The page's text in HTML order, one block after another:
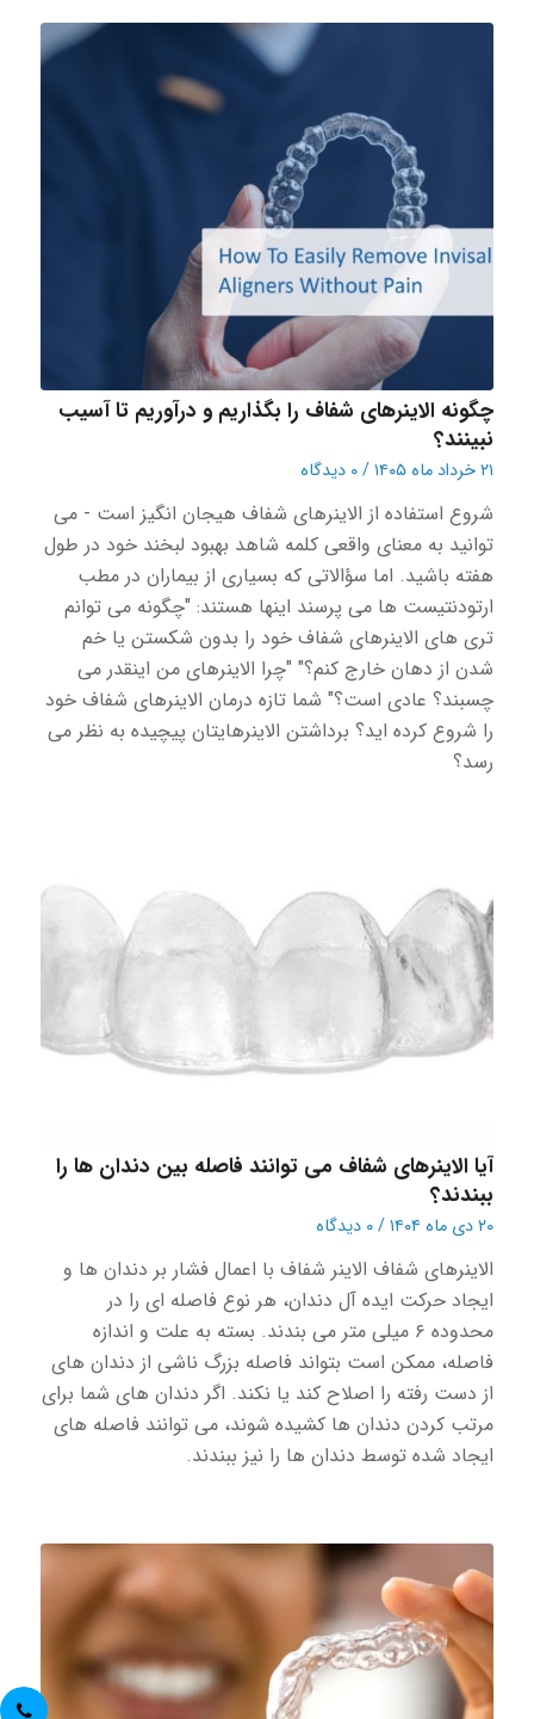
چگونه الاینرهای شفاف را بگذاریم و درآوریم تا آسیب
نبینند؟
۲۱ خرداد ماه ۱۴۰۵ /۰ دیدگاه
شروع استفاده از الاینرهای شفاف هیجان انگیز است - می
توانید به معنای واقعی کلمه شاهد بهبود لبخند خود در طول
هفته باشید. اما سؤالاتی که بسیاری از بیماران در مطب
ارتودنتیست ها می پرسند اینها هستند: "چگونه می توانم
تری های الاینرهای شفاف خود را بدون شکستن یا خم
شدن از دهان خارج کنم؟" "چرا الاینرهای من اینقدر می
چسبند؟ عادی است؟" شما تازه درمان الاینرهای شفاف خود
را شروع کرده اید؟ برداشتن الاینرهایتان پیچیده به نظر می
رسد؟
آیا الاینرهای شفاف می توانند فاصله بین دندان ها را
ببندند؟
۲۰ دی ماه ۱۴۰۴ /۰ دیدگاه
الاینرهای شفاف الاینر شفاف با اعمال فشار بر دندان ها و
ایجاد حرکت ایده آل دندان، هر نوع فاصله ای را در
محدوده ۶ میلی متر می بندند. بسته به علت و اندازه
فاصله، ممکن است بتواند فاصله بزرگ ناشی از دندان های
از دست رفته را اصلاح کند یا نکند. اگر دندان های شما برای
مرتب کردن دندان ها کشیده شوند، می توانند فاصله های
ایجاد شده توسط دندان ها را نیز ببندند.